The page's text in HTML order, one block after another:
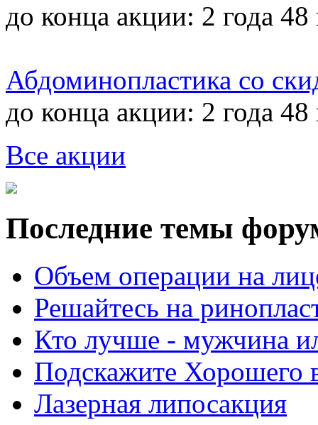
до конца акции: 2 года 48
Абдоминопластика со
до конца акции: 2 года 48
Все акции
Последние темы
Объем операции на
Решайтесь на
Кто лучше - мужчина
Подскажите Хорошего
Лазерная липосакция